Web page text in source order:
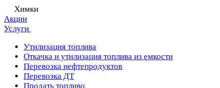
Химки
Акции
Услуги
Утилизация топлива
Откачка и утилизация топлива из емкости
Перевозка нефтепродуктов
Перевозка ДТ
Продать топливо